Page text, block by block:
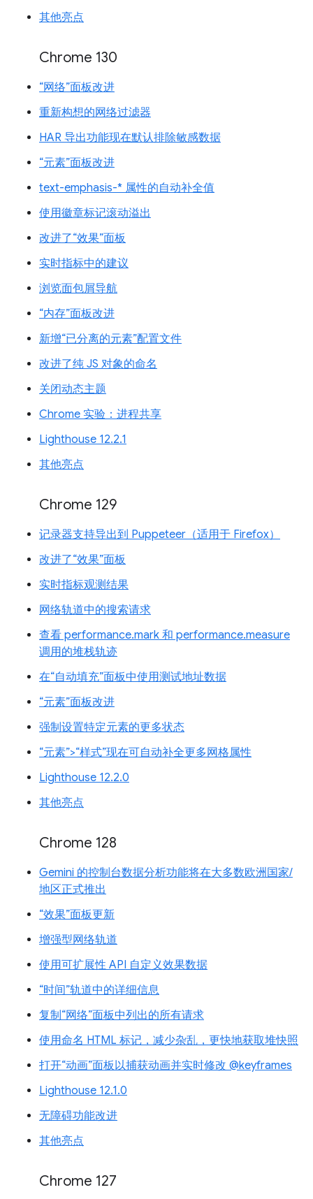
其他亮点
Chrome 130
“网络”面板改进
重新构想的网络过滤器
HAR 导出功能现在默认排除敏感数据
“元素”面板改进
text-emphasis-* 属性的自动补全值
使用徽章标记滚动溢出
改进了“效果”面板
实时指标中的建议
浏览面包屑导航
“内存”面板改进
新增“已分离的元素”配置文件
改进了纯 JS 对象的命名
关闭动态主题
Chrome 实验：进程共享
Lighthouse 12.2.1
其他亮点
Chrome 129
记录器支持导出到 Puppeteer（适用于 Firefox）
改进了“效果”面板
实时指标观测结果
网络轨道中的搜索请求
查看 performance.mark 和 performance.measure
调用的堆栈轨迹
在“自动填充”面板中使用测试地址数据
“元素”面板改进
强制设置特定元素的更多状态
“元素”>“样式”现在可自动补全更多网格属性
Lighthouse 12.2.0
其他亮点
Chrome 128
Gemini 的控制台数据分析功能将在大多数欧洲国家/
地区正式推出
“效果”面板更新
增强型网络轨道
使用可扩展性 API 自定义效果数据
“时间”轨道中的详细信息
复制“网络”面板中列出的所有请求
使用命名 HTML 标记，减少杂乱，更快地获取堆快照
打开“动画”面板以捕获动画并实时修改 @keyframes
Lighthouse 12.1.0
无障碍功能改进
其他亮点
Chrome 127